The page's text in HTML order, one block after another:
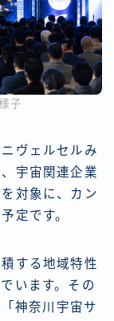
子
ヴェルセルみ
宇宙関連企業
対象に、カン
定です。
する地域特性
います。その
神奈川宇宙サ